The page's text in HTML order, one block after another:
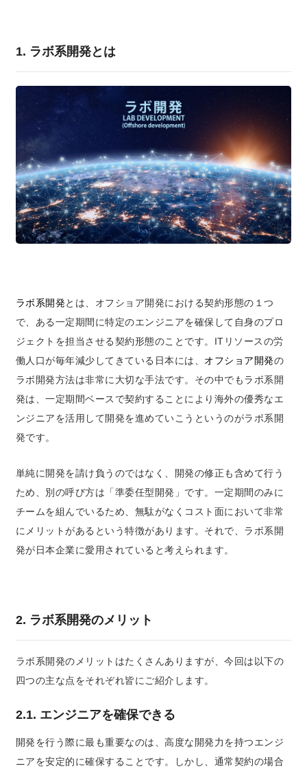
1. ラボ系開発とは
ラボ系開発とは、オフショア開発における契約形態の１つ
で、ある一定期間に特定のエンジニアを確保して自身のプロ
ジェクトを担当させる契約形態のことです。ITリソースの労
働人口が毎年減少してきている日本には、 オフショア開発の
ラボ開発方法は非常に大切な手法です。その中でもラボ系開
発は、一定期間ベースで契約することにより海外の優秀なエ
ンジニアを活用して開発を進めていこうというのがラボ系開
発です。
単純に開発を請け負うのではなく、開発の修正も含めて行う
ため、別の呼び方は「準委任型開発 」です。 一定期間のみに
チームを組んでいるため、無駄がなくコスト面において非常
にメリットがあるという特徴があります。それで、ラボ系開
発が日本企業に愛用されていると考えられます。
2. ラボ系開発のメリット
ラボ系開発のメリットはたくさんありますが、今回は以下の
四つの主な点をそれぞれ皆にご紹介します。
2.1. エンジニアを確保できる
開発を行う際に最も重要なのは、高度な開発力を持つエンジ
ニアを安定的に確保することです。しかし、通常契約の場合